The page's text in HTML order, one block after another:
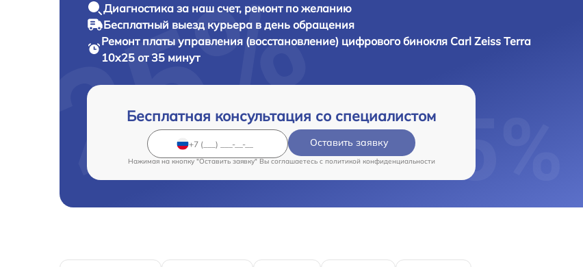
Диагностика за наш счет, ремонт по желанию
Бесплатный выезд курьера в день обращения
Ремонт платы управления (восстановление) цифрового бинокля Carl Zeiss Terra
10x25 от 35 минут
Бесплатная консультация со специалистом
Оставить заявку
Нажимая на кнопку "Оставить заявку" Вы соглашаетесь c политикой конфиденциальности